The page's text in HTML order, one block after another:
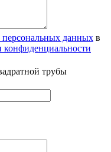
персональных данных в
трубы